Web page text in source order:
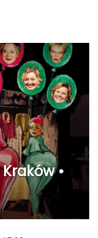
•